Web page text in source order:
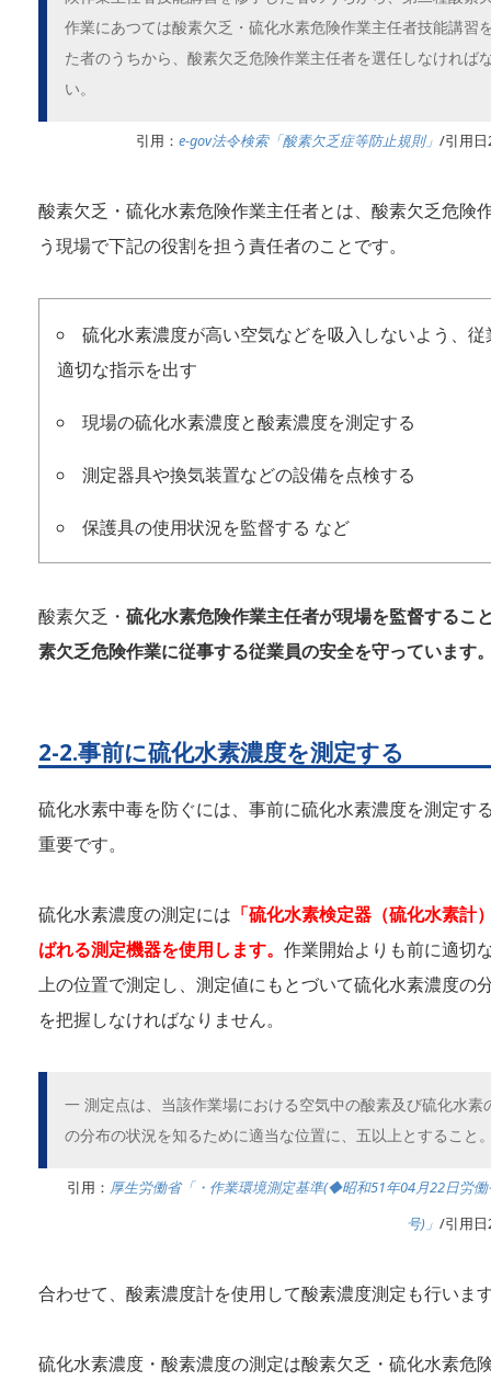
作業にあつては酸素欠乏・硫化水素危険作業主任者技能講習
た者のうちから、酸素欠乏危険作業主任者を選任しなければ
い。
引用： e-gov法令検索「酸素欠乏症等防止規則」 /引用
酸素欠乏・硫化水素危険作業主任者とは、酸素欠乏危険
う現場で下記の役割を担う責任者のことです。
硫化水素濃度が高い空気などを吸入しないよう、従
適切な指示を出す
現場の硫化水素濃度と酸素濃度を測定する
測定器具や換気装置などの設備を点検する
保護具の使用状況を監督する など
酸素欠乏・ 硫化水素危険作業主任者が現場を監督するこ
素欠乏危険作業に従事する従業員の安全を守っています
2-2.事前に硫化水素濃度を測定する
硫化水素中毒を防ぐには、事前に硫化水素濃度を測定す
重要です。
硫化水素濃度の測定には 「硫化水素検定器（硫化水素計
ばれる測定機器を使用します。 作業開始よりも前に適切
上の位置で測定し、測定値にもとづいて硫化水素濃度の
を把握しなければなりません。
一 測定点は、当該作業場における空気中の酸素及び硫化水素
の分布の状況を知るために適当な位置に、五以上とすること
引用： 厚生労働省「・作業環境測定基準(◆昭和51年04月22日労
号)」 /引用
合わせて、酸素濃度計を使用して酸素濃度測定も行いま
硫化水素濃度・酸素濃度の測定は酸素欠乏・硫化水素危